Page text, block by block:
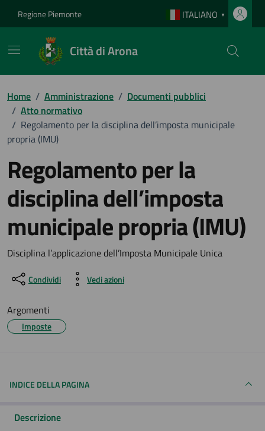
Regione Piemonte ITALIANO ▼
Città di Arona
Home / Amministrazione / Documenti pubblici
/ Atto normativo
/ Regolamento per la disciplina dell’imposta municipale
propria (IMU)
Regolamento per la
disciplina dell’imposta
municipale propria (IMU)
Dettagli del documento
Disciplina l’applicazione dell’Imposta Municipale Unica
Condividi Vedi azioni
Argomenti
Imposte
INDICE DELLA PAGINA
Descrizione